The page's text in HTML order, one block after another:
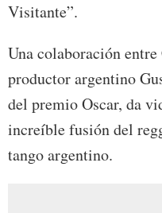
Visitante”.
Una colaboración
productor argentino
del premio Oscar, da
increíble fusión del
tango argentino.